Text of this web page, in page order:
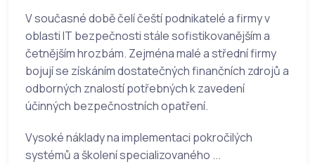
V současné době čelí čeští podnikatelé a firmy v
oblasti IT bezpečnosti stále sofistikovanějším a
četnějším hrozbám. Zejména malé a střední firmy
bojují se získáním dostatečných finančních zdrojů a
odborných znalostí potřebných k zavedení
účinných bezpečnostních opatření.
Vysoké náklady na implementaci pokročilých
systémů a školení specializovaného ...